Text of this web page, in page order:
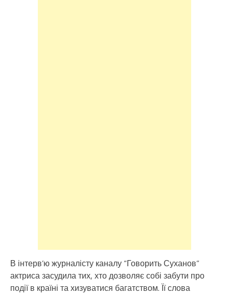
В інтерв’ю журналісту каналу “Говорить Суханов”
актриса засудила тих, хто дозволяє собі забути про
події в країні та хизуватися багатством. Її слова